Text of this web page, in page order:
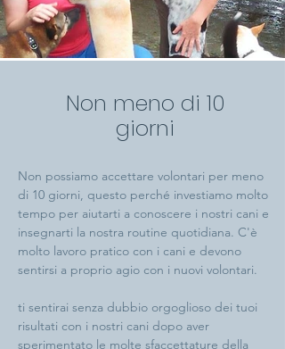
Non meno di 10
giorni
Non possiamo accettare volontari per meno
di 10 giorni, questo perché investiamo molto
tempo per aiutarti a conoscere i nostri cani e
insegnarti la nostra routine quotidiana. C'è
molto lavoro pratico con i cani e devono
sentirsi a proprio agio con i nuovi volontari.
ti sentirai senza dubbio orgoglioso dei tuoi
risultati con i nostri cani dopo aver
sperimentato le molte sfaccettature della